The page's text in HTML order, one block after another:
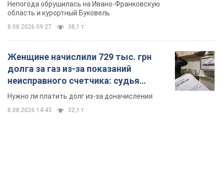
8.08.2026 14:43 32,1 т.